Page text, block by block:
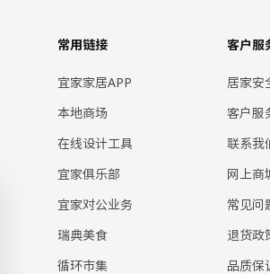
常用链接
宜家家居APP
本地商场
在线设计工具
宜家俱乐部
宜家对公业务
瑞典美食
循环市集
客户服
居家安
客户服
联系我
网上商
常见问
退货政
品质保